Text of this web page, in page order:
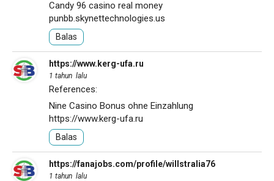
Candy 96 casino real money
punbb.skynettechnologies.us
Balas
https://www.kerg-ufa.ru
1 tahun lalu
References:
Nine Casino Bonus ohne Einzahlung
https://www.kerg-ufa.ru
Balas
https://fanajobs.com/profile/willstralia76
1 tahun lalu